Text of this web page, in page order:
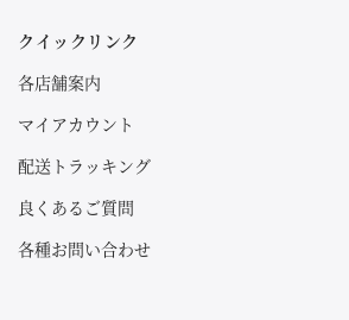
クイックリンク
各店舗案内
マイアカウント
配送トラッキング
良くあるご質問
各種お問い合わせ